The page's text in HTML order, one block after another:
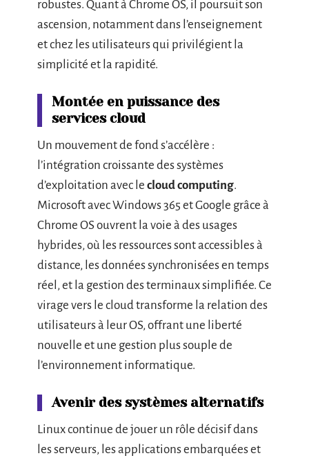
robustes. Quant à Chrome OS, il poursuit son
ascension, notamment dans l’enseignement
et chez les utilisateurs qui privilégient la
simplicité et la rapidité.
Montée en puissance des
services cloud
Un mouvement de fond s’accélère :
l’intégration croissante des systèmes
d’exploitation avec le cloud computing.
Microsoft avec Windows 365 et Google grâce à
Chrome OS ouvrent la voie à des usages
hybrides, où les ressources sont accessibles à
distance, les données synchronisées en temps
réel, et la gestion des terminaux simplifiée. Ce
virage vers le cloud transforme la relation des
utilisateurs à leur OS, offrant une liberté
nouvelle et une gestion plus souple de
l’environnement informatique.
Avenir des systèmes alternatifs
Linux continue de jouer un rôle décisif dans
les serveurs, les applications embarquées et